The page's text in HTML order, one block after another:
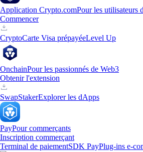
Application Crypto.comPour les utilisateurs
Commencer
CryptoCarte Visa prépayéeLevel Up
OnchainPour les passionnés de Web3
Obtenir l'extension
SwapStakerExplorer les dApps
PayPour commerçants
Inscription commerçant
Terminal de paiementSDK PayPlug-ins e-